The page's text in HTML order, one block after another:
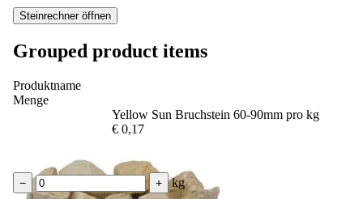
Steinrechner öffnen
Grouped product items
Produktname
Menge
Yellow Sun Bruchstein 60-90mm pro kg
€ 0,17
− + kg